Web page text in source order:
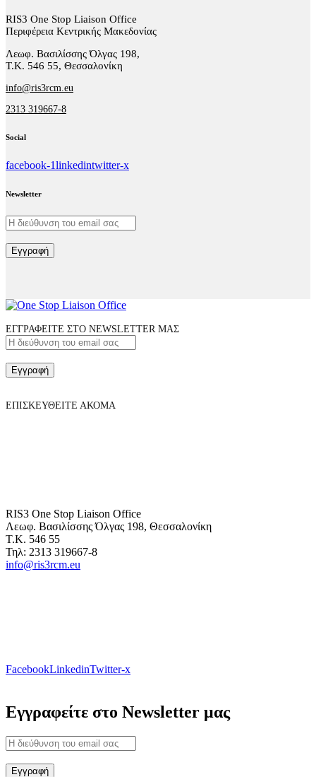
RIS3 One Stop Liaison Office
Περιφέρεια Κεντρικής Μακεδονίας
Λεωφ. Βασιλίσσης Όλγας 198,
Τ.Κ. 546 55, Θεσσαλονίκη
info@ris3rcm.eu
2313 319667-8
Social
facebook-1linkedintwitter-x
Newsletter
Εγγραφή
ΕΓΓΡΑΦΕΙΤΕ ΣΤΟ NEWSLETTER ΜΑΣ
Εγγραφή
ΕΠΙΣΚΕΥΘΕΙΤΕ ΑΚΟΜΑ
RIS3 One Stop Liaison Office
Λεωφ. Βασιλίσσης Όλγας 198, Θεσσαλονίκη
Τ.Κ. 546 55
Τηλ: 2313 319667-8
info@ris3rcm.eu
FacebookLinkedinTwitter-x
Εγγραφείτε στο Newsletter μας
Εγγραφή